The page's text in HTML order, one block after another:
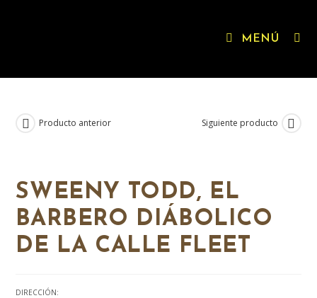
MENÚ
Producto anterior Siguiente producto
SWEENY TODD, EL
BARBERO DIÁBOLICO
DE LA CALLE FLEET
DIRECCIÓN: